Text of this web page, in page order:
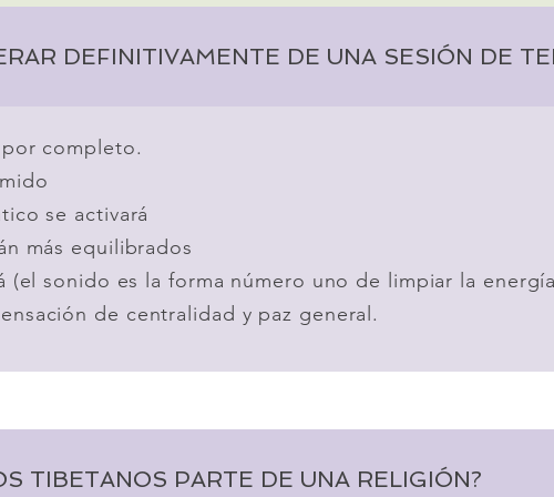
DEFINITIVAMENTE DE UNA SESIÓN DE
completo.
se activará
más equilibrados
(el sonido es la forma número uno de limpiar la
de centralidad y paz general.
TIBETANOS PARTE DE UNA RELIGIÓN?